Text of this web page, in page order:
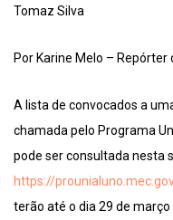
Tomaz Silva
Por Karine Melo – Repórter
A lista de convocados a
chamada pelo Programa
pode ser consultada nesta
https://
terão até o dia 29 de